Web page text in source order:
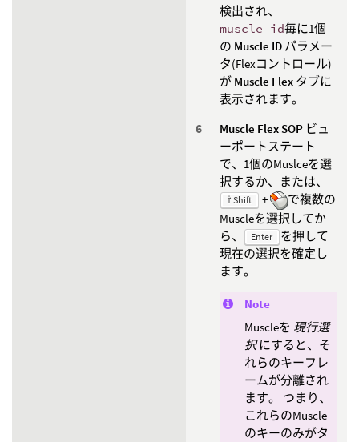
検出され、
muscle_id毎に1個
の Muscle ID パラメー
タ(Flexコントロール)
が Muscle Flex タブに
表示されます。
Muscle Flex SOP ビュ
ーポートステート
で、1個のMuslceを選
択するか、または、
⇧ Shift +
で複数の
Muscleを選択してか
ら、
Enter
を押して
現在の選択を確定し
ます。
Note
Muscleを 現行選
択にすると、そ
れらのキーフレ
ームが分離され
ます。 つまり、
これらのMuscle
のキーのみがタ